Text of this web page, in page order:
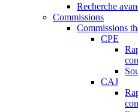
Recherche
Commissions
Commissions
CPE
CAJ